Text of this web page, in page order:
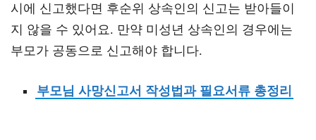
시에 신고했다면 후순위 상속인의 신고는 받아들이
지 않을 수 있어요. 만약 미성년 상속인의 경우에는
부모가 공동으로 신고해야 합니다.
부모님 사망신고서 작성법과 필요서류 총정리